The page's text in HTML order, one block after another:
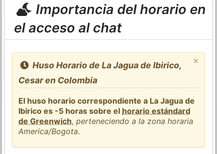
Importancia del horario en
el acceso al chat
×
Huso Horario de La Jagua de Ibirico,
Cesar en Colombia
El huso horario correspondiente a La Jagua de
Ibirico es -5 horas sobre el horario estándard
de Greenwich,perteneciendo a la zona horaria
America/Bogota.